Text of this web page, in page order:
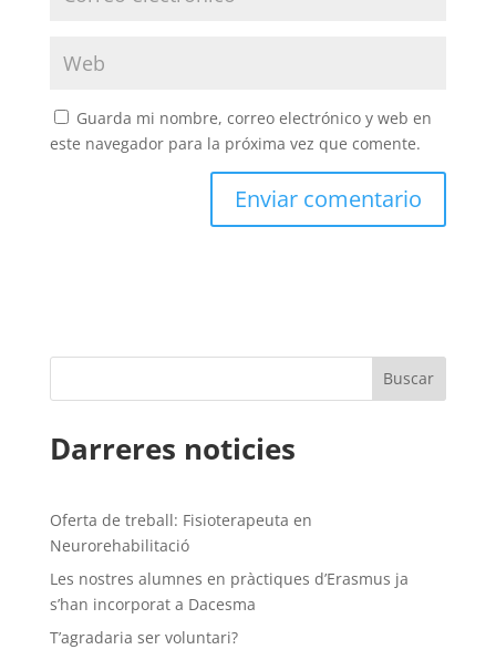
Guarda mi nombre, correo electrónico y web en
este navegador para la próxima vez que comente.
Darreres noticies
Oferta de treball: Fisioterapeuta en
Neurorehabilitació
Les nostres alumnes en pràctiques d’Erasmus ja
s’han incorporat a Dacesma
T’agradaria ser voluntari?